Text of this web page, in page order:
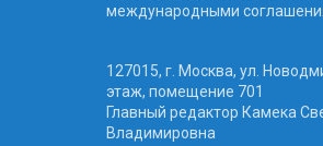
международными
127015, г. Москва, ул.
этаж, помещение 701
Главный редактор Камека
Владимировна